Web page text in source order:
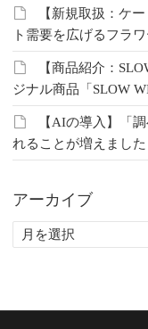
【新規取扱：ケ
ト需要を広げるフラ
【商品紹介：
ジナル商品「SLOW
【AIの導入】「
れることが増えました
アーカイブ
ア